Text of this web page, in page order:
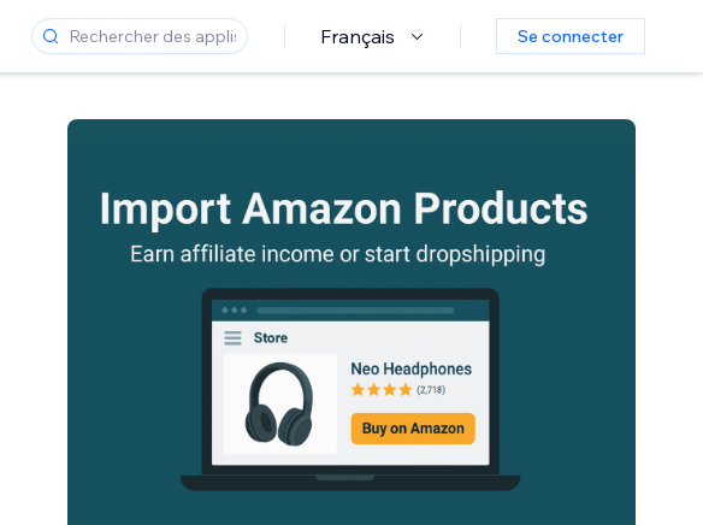
Français Se connecter